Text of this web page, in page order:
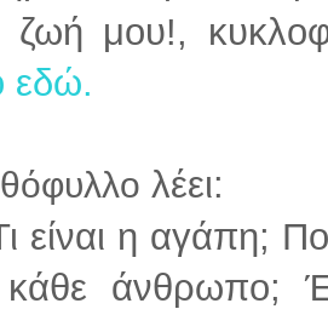
μου!,
εδώ.
λέει:
είναι η αγάπη;
άνθρωπο;